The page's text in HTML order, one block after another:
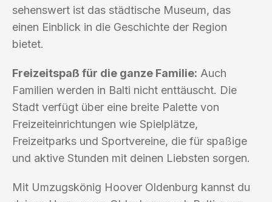
sehenswert ist das städtische Museum, das
einen Einblick in die Geschichte der Region
bietet.
Freizeitspaß für die ganze Familie: Auch
Familien werden in Balti nicht enttäuscht. Die
Stadt verfügt über eine breite Palette von
Freizeiteinrichtungen wie Spielplätze,
Freizeitparks und Sportvereine, die für spaßige
und aktive Stunden mit deinen Liebsten sorgen.
Mit Umzugskönig Hoover Oldenburg kannst du